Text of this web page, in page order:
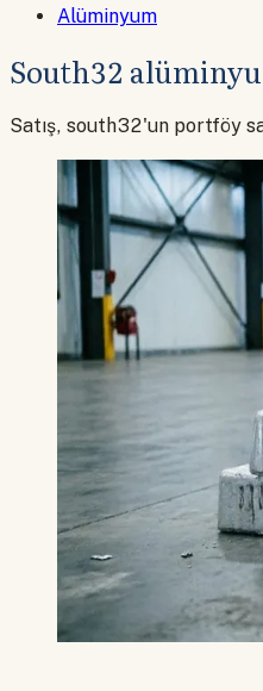
Alüminyum
South32
Satış, south32'un portföy